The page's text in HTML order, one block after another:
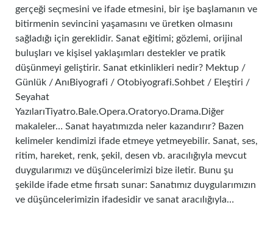
gerçeği seçmesini ve ifade etmesini, bir işe başlamanın ve
bitirmenin sevincini yaşamasını ve üretken olmasını
sağladığı için gereklidir. Sanat eğitimi; gözlemi, orijinal
buluşları ve kişisel yaklaşımları destekler ve pratik
düşünmeyi geliştirir. Sanat etkinlikleri nedir? Mektup /
Günlük / AnıBiyografi / Otobiyografi.Sohbet / Eleştiri /
Seyahat
YazılarıTiyatro.Bale.Opera.Oratoryo.Drama.Diğer
makaleler… Sanat hayatımızda neler kazandırır? Bazen
kelimeler kendimizi ifade etmeye yetmeyebilir. Sanat, ses,
ritim, hareket, renk, şekil, desen vb. aracılığıyla mevcut
duygularımızı ve düşüncelerimizi bize iletir. Bunu şu
şekilde ifade etme fırsatı sunar: Sanatımız duygularımızın
ve düşüncelerimizin ifadesidir ve sanat aracılığıyla…